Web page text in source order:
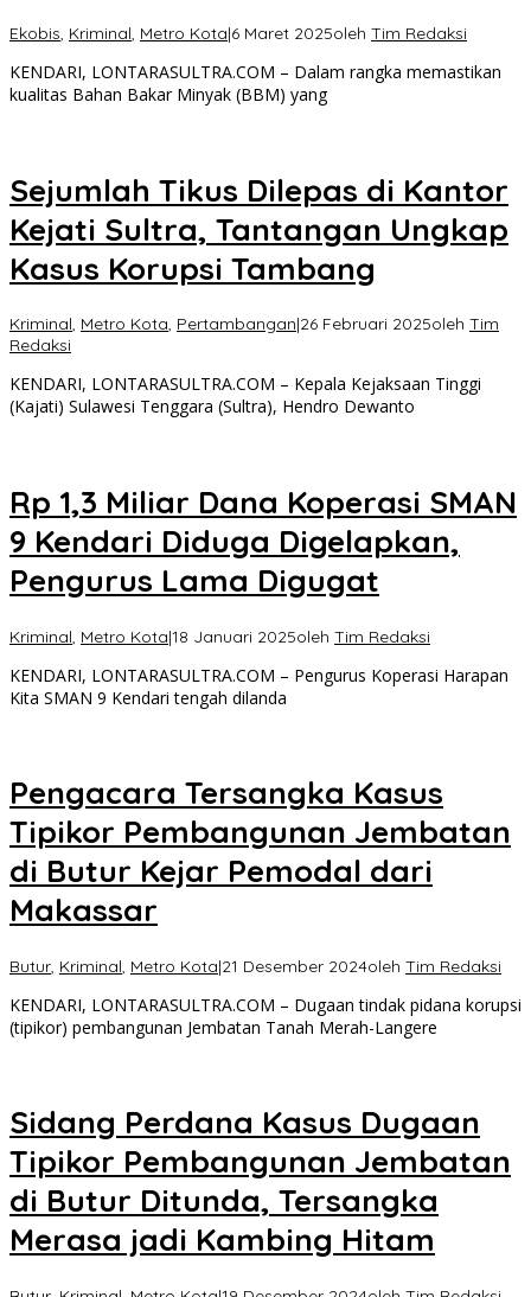
Ekobis, Kriminal, Metro Kota|6 Maret 2025oleh Tim Redaksi
KENDARI, LONTARASULTRA.COM – Dalam rangka memastikan
kualitas Bahan Bakar Minyak (BBM) yang
Sejumlah Tikus Dilepas di Kantor
Kejati Sultra, Tantangan Ungkap
Kasus Korupsi Tambang
Kriminal, Metro Kota, Pertambangan|26 Februari 2025oleh Tim
Redaksi
KENDARI, LONTARASULTRA.COM – Kepala Kejaksaan Tinggi
(Kajati) Sulawesi Tenggara (Sultra), Hendro Dewanto
Rp 1,3 Miliar Dana Koperasi SMAN
9 Kendari Diduga Digelapkan,
Pengurus Lama Digugat
Kriminal, Metro Kota|18 Januari 2025oleh Tim Redaksi
KENDARI, LONTARASULTRA.COM – Pengurus Koperasi Harapan
Kita SMAN 9 Kendari tengah dilanda
Pengacara Tersangka Kasus
Tipikor Pembangunan Jembatan
di Butur Kejar Pemodal dari
Makassar
Butur, Kriminal, Metro Kota|21 Desember 2024oleh Tim Redaksi
KENDARI, LONTARASULTRA.COM – Dugaan tindak pidana korupsi
(tipikor) pembangunan Jembatan Tanah Merah-Langere
Sidang Perdana Kasus Dugaan
Tipikor Pembangunan Jembatan
di Butur Ditunda, Tersangka
Merasa jadi Kambing Hitam